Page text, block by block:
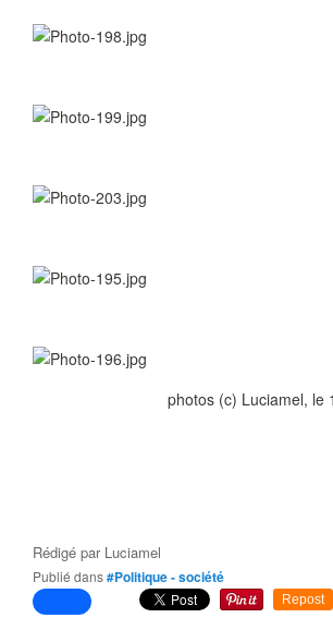
photos (c) Luciamel, le 15/01/
Rédigé par Luciamel
Publié dans#Politique - société
Repost